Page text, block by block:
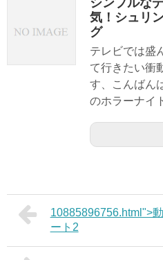
気！シュリ
グ
テレビでは盛
て行きたい衝
す、こんばん
のホラーナイ
ート2